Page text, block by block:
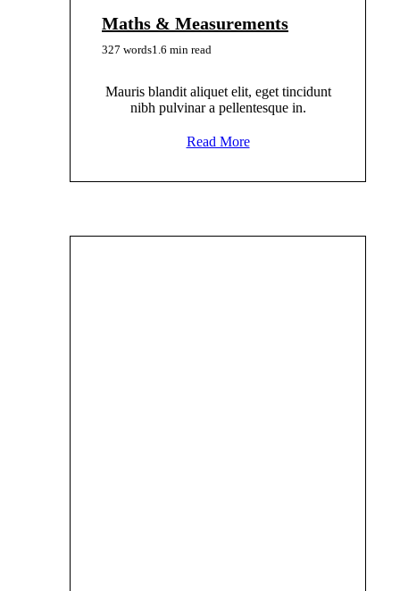
Maths & Measurements
327 words1.6 min read
Mauris blandit aliquet elit, eget tincidunt
nibh pulvinar a pellentesque in.
Read More